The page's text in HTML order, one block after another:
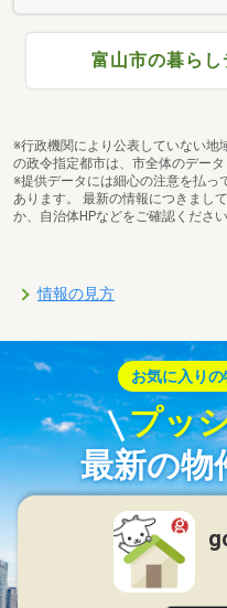
富山市の暮ら
※行政機関により公表していない地
の政令指定都市は、市全体のデータ
※提供データには細心の注意を払っ
あります。 最新の情報につきまし
か、自治体HPなどをご確認ください
情報の見方
お気に入りの
プッ
最新の物